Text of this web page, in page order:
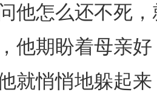
他怎么还不死
他期盼着母亲
就悄悄地躲起